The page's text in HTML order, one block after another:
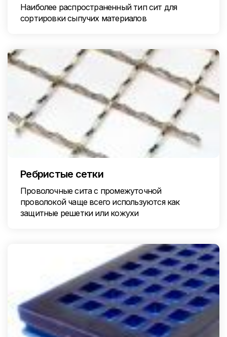
Наиболее распространенный тип сит для
сортировки сыпучих материалов
Ребристые сетки
Проволочные сита с промежуточной
проволокой чаще всего используются как
защитные решетки или кожухи